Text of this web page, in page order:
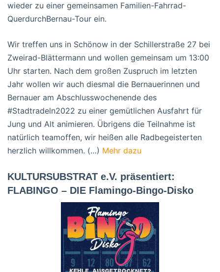
wieder zu einer gemeinsamen Familien-Fahrrad-
QuerdurchBernau-Tour ein.
Wir treffen uns in Schönow in der Schillerstraße 27 bei
Zweirad-Blättermann und wollen gemeinsam um 13:00
Uhr starten. Nach dem großen Zuspruch im letzten
Jahr wollen wir auch diesmal die Bernauerinnen und
Bernauer am Abschlusswochenende des
#Stadtradeln2022 zu einer gemütlichen Ausfahrt für
Jung und Alt animieren. Übrigens die Teilnahme ist
natürlich teamoffen, wir heißen alle Radbegeisterten
herzlich willkommen. (…) Mehr dazu
KULTURSUBSTRAT e.V. präsentiert:
FLABINGO – DIE Flamingo-Bingo-Disko